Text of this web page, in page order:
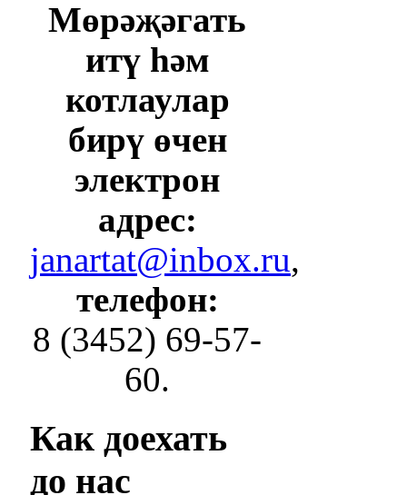
Мөрәҗәгать
итү һәм
котлаулар
бирү өчен
электрон
адрес:
janartat@inbox.ru,
телефон:
8 (3452) 69-57-
60.
Как доехать
до нас